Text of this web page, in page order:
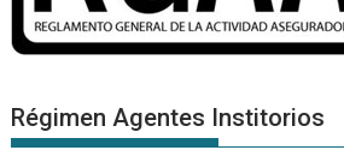
Régimen Agentes Institorios